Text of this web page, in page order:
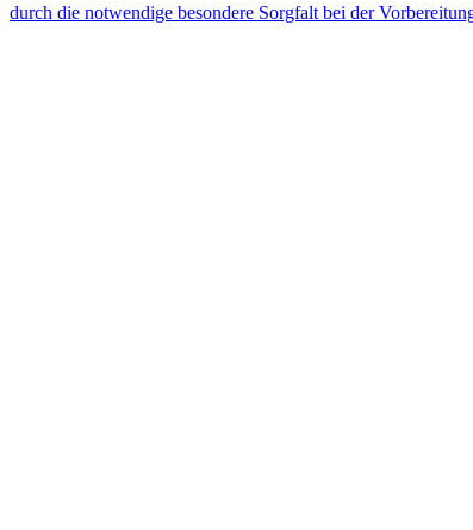
durch die notwendige besondere Sorgfalt bei der